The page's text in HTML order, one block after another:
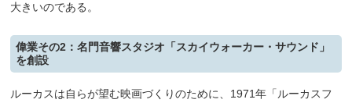
大きいのである。
偉業その2：名門音響スタジオ「スカイウォーカー・サウンド」
を創設
ルーカスは自らが望む映画づくりのために、1971年「ルーカスフ